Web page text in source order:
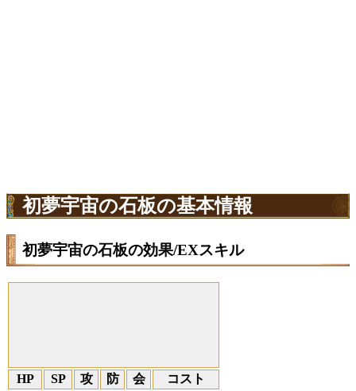
初夢宇宙の石板の基本情報
初夢宇宙の石板の効果/EXスキル
HP SP 攻 防 会 コスト